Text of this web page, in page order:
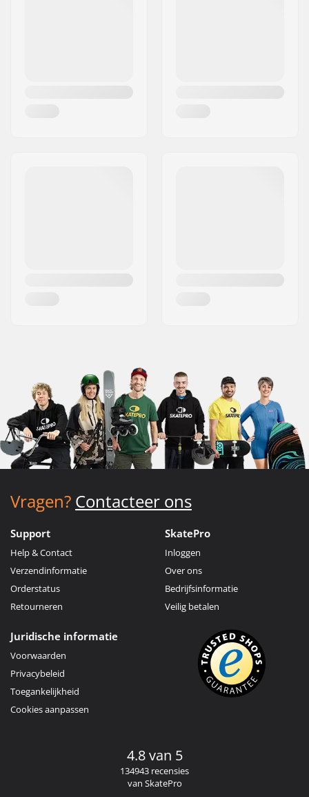
Vragen? Contacteer ons
Support
Help & Contact
Verzendinformatie
Orderstatus
Retourneren
SkatePro
Inloggen
Over ons
Bedrijfsinformatie
Veilig betalen
Juridische informatie
Voorwaarden
Privacybeleid
Toegankelijkheid
Cookies aanpassen
4.8 van 5
134943 recensies
van SkatePro